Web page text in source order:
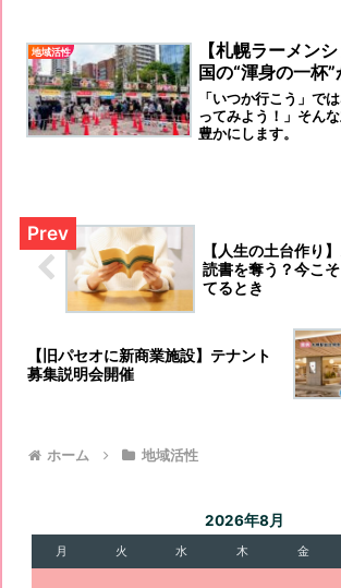
地域活性
【札幌ラーメン
国の“渾身の一杯”
「いつか行こう」で
ってみよう！」そん
豊かにします。
【人生の土台作り
読書を奪う？今こ
てるとき
【旧パセオに新商業施設】テナント
募集説明会開催
ホーム 地域活性
2026年8月
月 火 水 木 金